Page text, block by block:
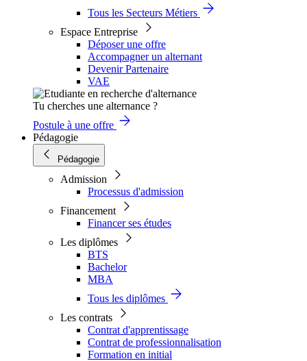
Tous les Secteurs Métiers
Espace Entreprise
Déposer une offre
Accompagner un alternant
Devenir Partenaire
VAE
Tu cherches une alternance ?
Postule à une offre
Pédagogie
Pédagogie
Admission
Processus d'admission
Financement
Financer ses études
Les diplômes
BTS
Bachelor
MBA
Tous les diplômes
Les contrats
Contrat d'apprentissage
Contrat de professionnalisation
Formation en initial